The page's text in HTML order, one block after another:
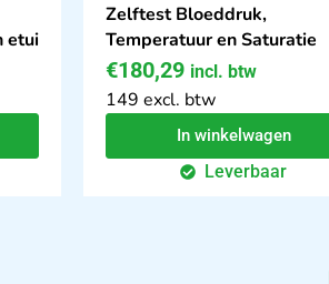
etui
Zelftest Bloeddruk,
Temperatuur en Saturatie
€180,29 incl. btw
149 excl. btw
In winkelwagen
Leverbaar